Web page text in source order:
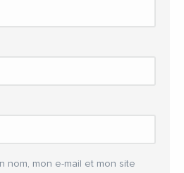
nom, mon e-mail et mon site